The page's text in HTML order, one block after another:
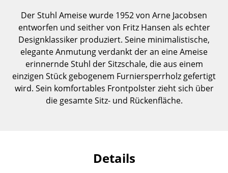
Wandregale
Sideboards & Kommoden
TV Möbel
Beistell- & Rollcontainer
Barmöbel
Der Stuhl Ameise wurde 1952 von Arne Jacobsen
entworfen und seither von Fritz Hansen als echter
Designklassiker produziert. Seine minimalistische,
elegante Anmutung verdankt der an eine Ameise
erinnernde Stuhl der Sitzschale, die aus einem
einzigen Stück gebogenem Furniersperrholz gefertigt
wird. Sein komfortables Frontpolster zieht sich über
die gesamte Sitz- und Rückenfläche.
Details